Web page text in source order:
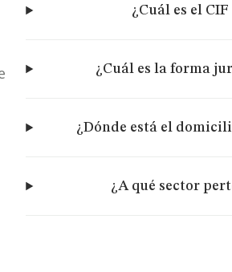
¿Cuál es el
¿Cuál es la forma
¿Dónde está el
¿A qué sector